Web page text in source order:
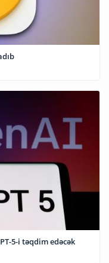
5-i təqdim edəcək